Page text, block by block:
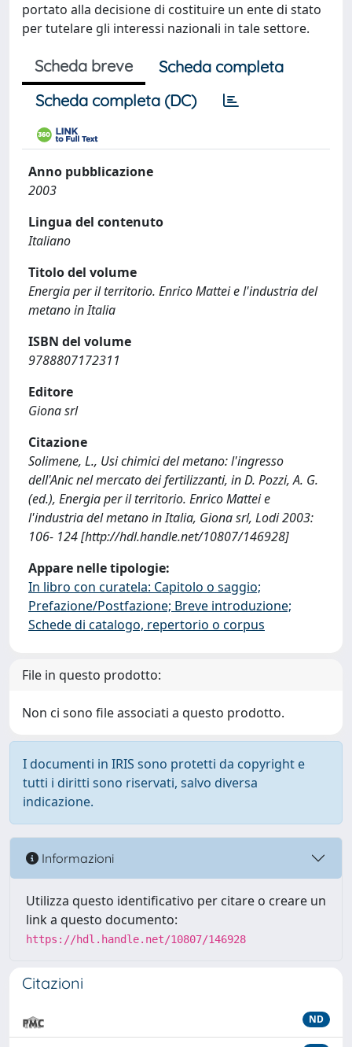
portato alla decisione di costituire un ente di stato
per tutelare gli interessi nazionali in tale settore.
Scheda breve
Scheda completa
Scheda completa (DC)
Anno pubblicazione
2003
Lingua del contenuto
Italiano
Titolo del volume
Energia per il territorio. Enrico Mattei e l'industria del
metano in Italia
ISBN del volume
9788807172311
Editore
Giona srl
Citazione
Solimene, L., Usi chimici del metano: l'ingresso
dell'Anic nel mercato dei fertilizzanti, in D. Pozzi, A. G.
(ed.), Energia per il territorio. Enrico Mattei e
l'industria del metano in Italia, Giona srl, Lodi 2003:
106- 124 [http://hdl.handle.net/10807/146928]
Appare nelle tipologie:
In libro con curatela: Capitolo o saggio;
Prefazione/Postfazione; Breve introduzione;
Schede di catalogo, repertorio o corpus
File in questo prodotto:
Non ci sono file associati a questo prodotto.
I documenti in IRIS sono protetti da copyright e
tutti i diritti sono riservati, salvo diversa
indicazione.
Informazioni
Utilizza questo identificativo per citare o creare un
link a questo documento:
https://hdl.handle.net/10807/146928
Citazioni
ND